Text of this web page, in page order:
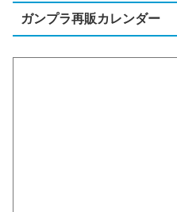
ガンプラ再販カレンダー